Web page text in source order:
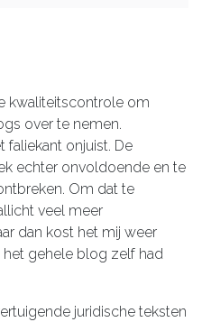
kwaliteitscontrole om
over te nemen.
faliekant onjuist. De
echter onvoldoende en te
Om dat te
veel meer
dan kost het mij weer
gehele blog zelf had
juridische teksten